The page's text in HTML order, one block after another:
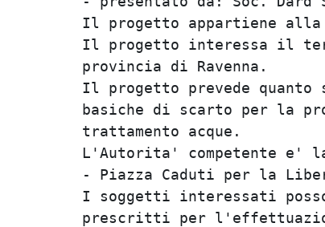
Il progetto appartiene alla
Il progetto interessa il
provincia di Ravenna.
Il progetto prevede
basiche di scarto per la
trattamento acque.
L'Autorita' competente e'
- Piazza Caduti per la
I soggetti interessati
prescritti per